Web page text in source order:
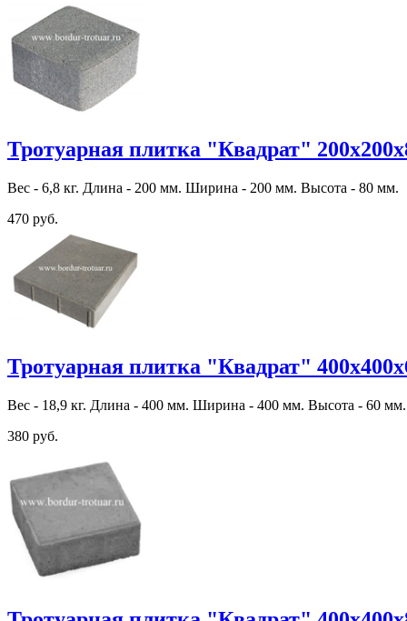
Тротуарная плитка "Квадрат"
Вес - 6,8 кг. Длина - 200 мм. Ширина - 200 мм. Высота - 80 мм.
470 руб.
Тротуарная плитка "Квадрат"
Вес - 18,9 кг. Длина - 400 мм. Ширина - 400 мм. Высота - 60 мм.
380 руб.